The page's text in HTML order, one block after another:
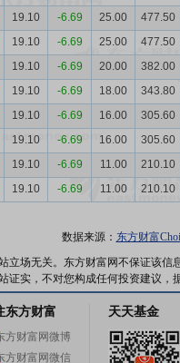
19.10 -6.69 25.00 477.50
19.10 -6.69 25.00 477.50
19.10 -6.69 20.00 382.00
19.10 -6.69 18.00 343.80
19.10 -6.69 16.00 305.60
19.10 -6.69 16.00 305.60
19.10 -6.69 11.00 210.10
19.10 -6.69 11.00 210.10
数据来源： 东方财富
立场无关。东方财富网不保证该
实，不对您构成任何投资建议，
东方财富
方财富网微博
方财富网微信
天天基金